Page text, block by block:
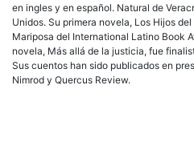
en ingles y en español. Natural de
Unidos. Su primera novela, Los Hijos
Mariposa del International Latino Book
novela, Más allá de la justicia, fue
Sus cuentos han sido publicados en
Nimrod y Quercus Review.